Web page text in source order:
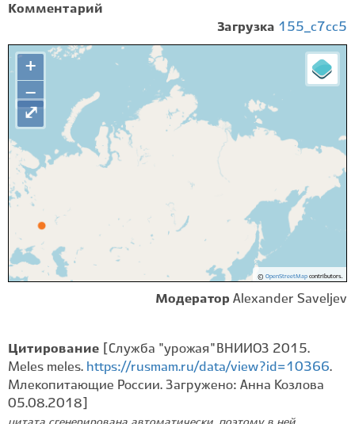
Комментарий
Загрузка 155_c7cc5
+
−
© OpenStreetMapcontributors.
⤢
Модератор Alexander Saveljev
Цитирование
[Служба "урожая" ВНИИОЗ 2015.
Meles meles. https://rusmam.ru/data/view?id=10366.
Млекопитающие России. Загружено: Анна Козлова
05.08.2018]